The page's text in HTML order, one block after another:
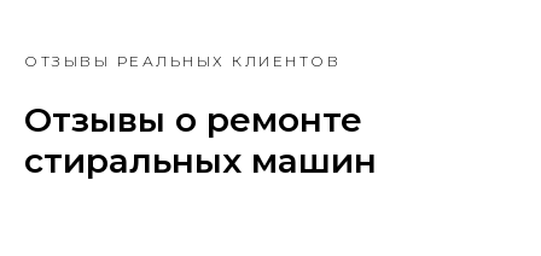
ОТЗЫВЫ РЕАЛЬНЫХ КЛИЕНТОВ
Отзывы о ремонте
стиральных машин